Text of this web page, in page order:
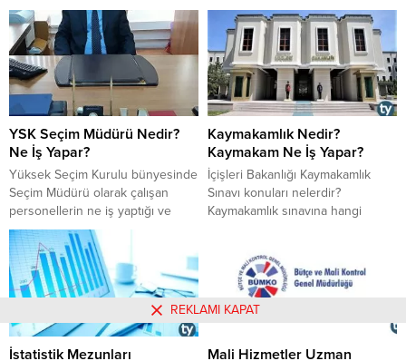
Yardımcılığı nedir? Ne iş yaparlar?
Nasıl Kobi Uzmanı olunur?
Saraylar Uzmanları ne iş yapar?
Nasıl olunur? Maaşı ne kadar?
Sorularınızın yanıtlarını yazımızda
bulabilirsiniz.
YSK Seçim Müdürü Nedir?
Ne İş Yapar?
Yüksek Seçim Kurulu bünyesinde
Seçim Müdürü olarak çalışan
personellerin ne iş yaptığı ve
çalışma şartlarının nasıl olduğu
merak edilmektedir. Peki seçim
müdürü nedir? Seçim müdürü ne
iş yapar? Seçim müdürü çalışma
şartları nelerdir?
Kaymakamlık Nedir?
Kaymakam Ne İş Yapar?
İçişleri Bakanlığı Kaymakamlık
Sınavı konuları nelerdir?
Kaymakamlık sınavına hangi
Detayları haberimizde
bulabilirsiniz.
İstatistik Mezunları
Mali Hizmetler Uzman
REKLAMI KAPAT